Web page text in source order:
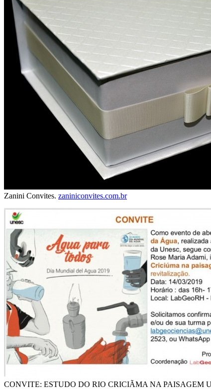
Zanini Convites. zaniniconvites.com.br
CONVITE: ESTUDO DO RIO CRICIÃMA NA PAISAGEM